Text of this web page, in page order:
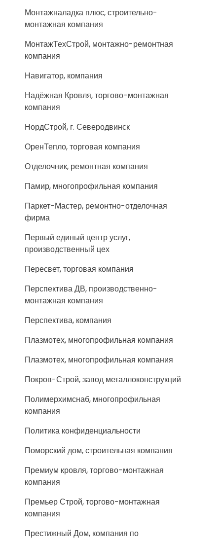
Монтажналадка плюс, строительно-
монтажная компания
МонтажТехСтрой, монтажно-ремонтная
компания
Навигатор, компания
Надёжная Кровля, торгово-монтажная
компания
НордСтрой, г. Северодвинск
ОренТепло, торговая компания
Отделочник, ремонтная компания
Памир, многопрофильная компания
Паркет-Мастер, ремонтно-отделочная
фирма
Первый единый центр услуг,
производственный цех
Пересвет, торговая компания
Перспектива ДВ, производственно-
монтажная компания
Перспектива, компания
Плазмотех, многопрофильная компания
Плазмотех, многопрофильная компания
Покров-Строй, завод металлоконструкций
Полимерхимснаб, многопрофильная
компания
Политика конфиденциальности
Поморский дом, строительная компания
Премиум кровля, торгово-монтажная
компания
Премьер Строй, торгово-монтажная
компания
Престижный Дом, компания по